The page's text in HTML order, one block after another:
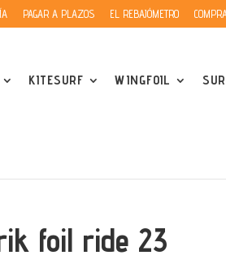
PAGAR A PLAZOS EL REBAJÓMETRO
KITESURF WINGFOIL
foil ride 23